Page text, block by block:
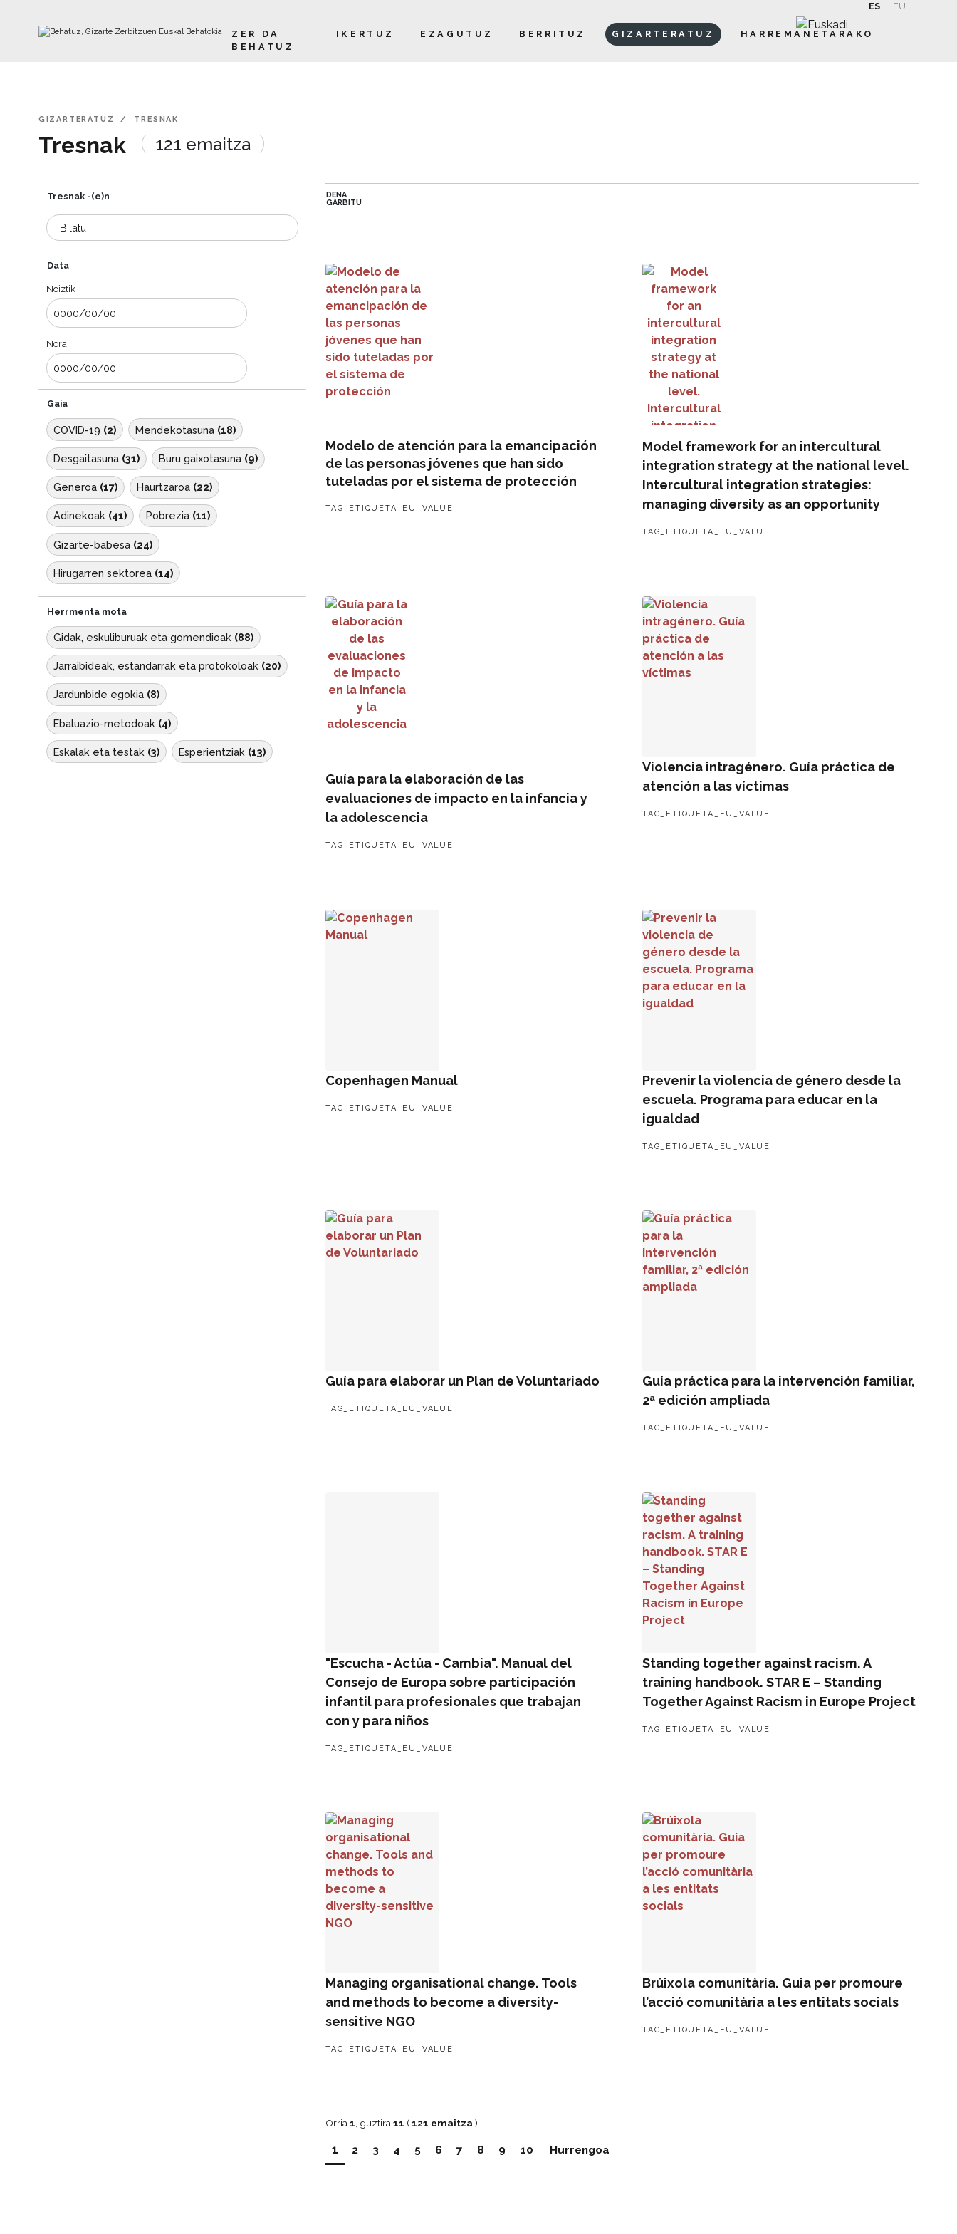
ES EU
ZER DA
BEHATUZ
IKERTUZ EZAGUTUZ BERRITUZ GIZARTERATUZ HARREMANETARAKO
GIZARTERATUZ TRESNAK
Tresnak 121 emaitza
Tresnak -(e)n
Tresnak bilatzailea
Hitza
Bilaketa garbitu
Data
Dataren arabera bilatu
Noiztik
Nora
Bilaketa garbitu
Gaia
COVID-19 2 Mendekotasuna 18
Desgaitasuna 31 Buru gaixotasuna 9
Generoa 17 Haurtzaroa 22
Adinekoak 41 Pobrezia 11
Gizarte-babesa 24
Hirugarren sektorea 14
Herrmenta mota
Gidak, eskuliburuak eta gomendioak 88
Jarraibideak, estandarrak eta protokoloak 20
Jardunbide egokia 8
Ebaluazio-metodoak 4
Eskalak eta testak 3 Esperientziak 13
DENA
GARBITU
Modelo de atención para la emancipación
de las personas jóvenes que han sido
tuteladas por el sistema de protección
TAG_ETIQUETA_EU_VALUE
Modelo de atención para la emancipación de las personas jóvenes que han sido tuteladas por el sistema de protección
Model framework for an intercultural
integration strategy at the national level.
Intercultural integration strategies:
managing diversity as an opportunity
TAG_ETIQUETA_EU_VALUE
Model framework for an intercultural integration strategy
Guía para la elaboración de las
evaluaciones de impacto en la infancia y
la adolescencia
TAG_ETIQUETA_EU_VALUE
Guía para la elaboración de las evaluaciones de impacto en la infancia y la adolescencia
Violencia intragénero. Guía práctica de
atención a las víctimas
TAG_ETIQUETA_EU_VALUE
Violencia intragénero. Guía práctica de atención a las
Copenhagen Manual
TAG_ETIQUETA_EU_VALUE
Copenhagen Manual
Prevenir la violencia de género desde la
escuela. Programa para educar en la
igualdad
TAG_ETIQUETA_EU_VALUE
Prevenir la violencia de género desde la escuela. Programa
Guía para elaborar un Plan de Voluntariado
TAG_ETIQUETA_EU_VALUE
Guía para elaborar un Plan de Voluntariado
Guía práctica para la intervención familiar,
2ª edición ampliada
TAG_ETIQUETA_EU_VALUE
Guía práctica para la intervención familiar, 2ª edición
"Escucha - Actúa - Cambia". Manual del
Consejo de Europa sobre participación
infantil para profesionales que trabajan
con y para niños
TAG_ETIQUETA_EU_VALUE
"Escucha - Actúa - Cambia". Manual del Consejo de Europa sobre participación infantil para profesionales que trabajan
Standing together against racism. A
training handbook. STAR E – Standing
Together Against Racism in Europe Project
TAG_ETIQUETA_EU_VALUE
Standing together against racism. A training handbook.
Managing organisational change. Tools
and methods to become a diversity-
sensitive NGO
TAG_ETIQUETA_EU_VALUE
Managing organisational change. Tools and methods to become a diversity-sensitive NGO
Brúixola comunitària. Guia per promoure
l’acció comunitària a les entitats socials
TAG_ETIQUETA_EU_VALUE
Brúixola comunitària. Guia per promoure l’acció
Orria1, guztira11 (121 emaitza )
1 2 3 4 5 6 7 8 9 10 Hurrengoa